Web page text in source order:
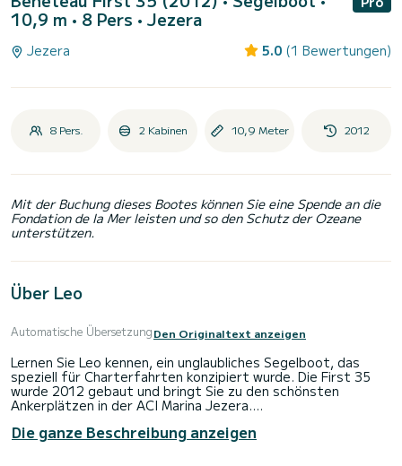
10,9 m • 8 Pers • Jezera
Jezera 5.0 (1 Bewertungen)
8 Pers. 2 Kabinen 10,9 Meter 2012
Mit der Buchung dieses Bootes können Sie eine Spende an die
Fondation de la Mer leisten und so den Schutz der Ozeane
unterstützen.
Über Leo
Automatische ÜbersetzungDen Originaltext anzeigen
Lernen Sie Leo kennen, ein unglaubliches Segelboot, das
speziell für Charterfahrten konzipiert wurde. Die First 35
wurde 2012 gebaut und bringt Sie zu den schönsten
Ankerplätzen in der ACI Marina Jezera.
Das Segelboot ist 11 Meter lang und hat 29 PS. Die 2
Kabinen bieten Platz für 6 Passagiere während der Fahrt.
Die ganze Beschreibung anzeigen